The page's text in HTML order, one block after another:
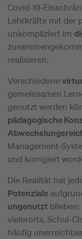
Covid-19-
Lehrkräfte mit der
unkompliziert im
realisieren.
Verschiedene
gemeinsamen
genutzt werden
pädagogische
Management-
und korrigiert
Die Realität hat
Potenziale
ungenutzt
vielerorts, Schul-
häufig